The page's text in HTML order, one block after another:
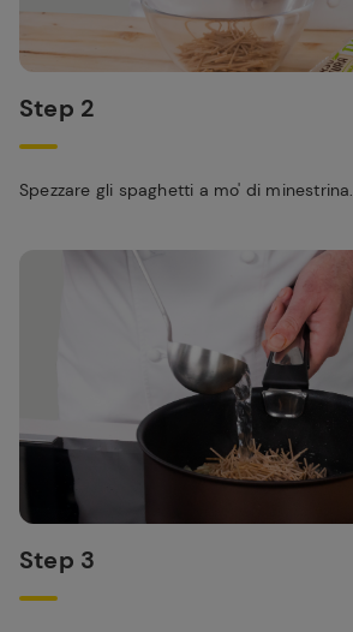
Step 2
Spezzare gli spaghetti a mo' di minestrina.
Step 3